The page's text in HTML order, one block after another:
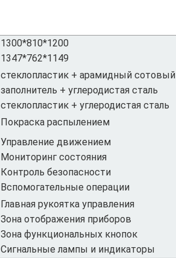
1300*810*1200
1347*762*1149
стеклопластик + арамидный сотовый
заполнитель + углеродистая сталь
стеклопластик + углеродистая сталь
Покраска распылением
Управление движением
Мониторинг состояния
Контроль безопасности
Вспомогательные операции
Главная рукоятка управления
Зона отображения приборов
Зона функциональных кнопок
Сигнальные лампы и индикаторы